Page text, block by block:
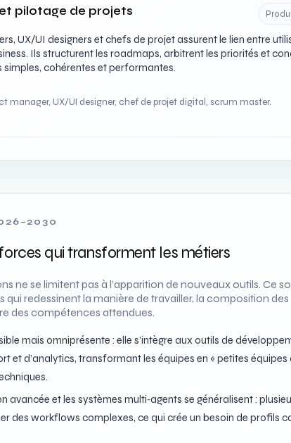
pilotage de projets
UX/UI designers et chefs de projet assurent le lien entre
Ils structurent les roadmaps, arbitrent les priorités et
simples, cohérentes et performantes.
manager, UX/UI designer, chef de projet digital, scrum master.
qui transforment les métiers
ne se limitent pas à l’apparition de nouveaux outils. Ce
qui redessinent la manière de travailler, la composition des
des compétences attendues.
mais omniprésente : elle s’intègre aux outils de
et d’analytics, transformant les équipes en « petites équipes
avancée et les systèmes multi‑agents se généralisent :
des workflows complexes, ce qui crée un besoin de profils